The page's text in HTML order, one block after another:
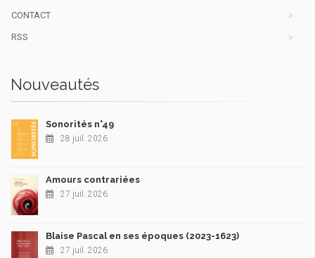
CONTACT
RSS
Nouveautés
Sonorités n°49
28 juil. 2026
Amours contrariées
27 juil. 2026
Blaise Pascal en ses époques (2023-1623)
27 juil. 2026